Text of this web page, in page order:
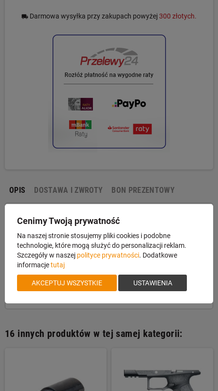
local_shipping Darmowa wysyłka przy zakupach powyżej300 złotych.
OPIS DOSTAWA I ZWROTY BON PREZENTOWY
Język spustowy Timney Glock 5 EFT Gen5
Język spustowy Enhanced Trigger Feel Shoe do Pistoletów
Glock Gen 5 (wszystkie modele w tej generacji). Pozwala na
lepsze wyczucie spustu.
16 innych produktów w tej samej kategorii:
Cenimy Twoją prywatność
Na naszej stronie stosujemy pliki cookies i podobne
technologie, które mogą służyć do personalizacji reklam.
Szczegóły w naszej polityce prywatności. Dodatkowe
informacjetutaj
AKCEPTUJ WSZYSTKIE USTAWIENIA